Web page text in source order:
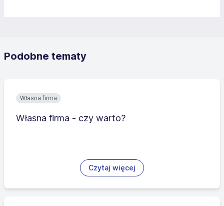
Podobne tematy
Własna firma
Własna firma - czy warto?
Czytaj więcej